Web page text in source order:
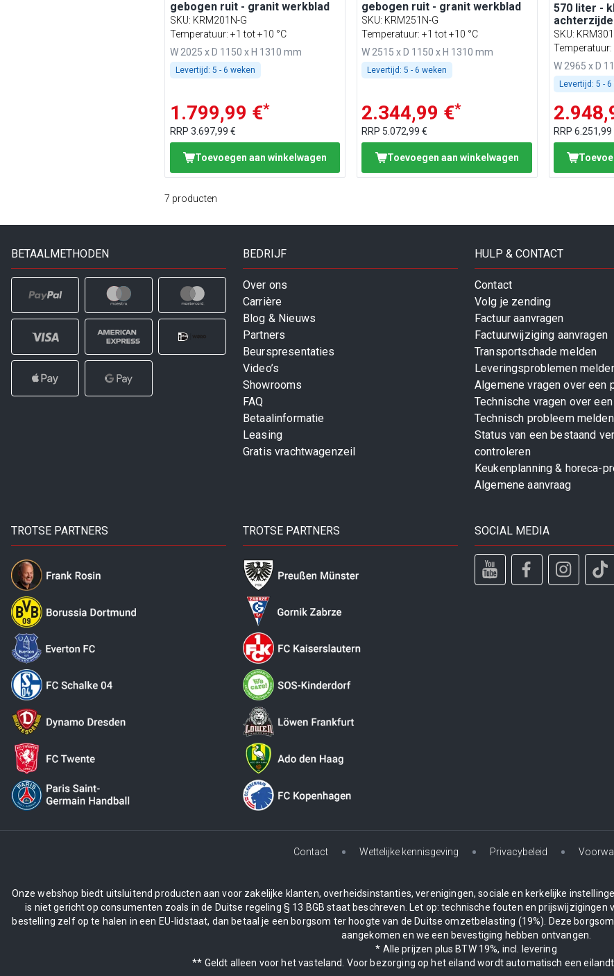
gebogen ruit - granit werkblad
SKU: KRM201N-G
Temperatuur: +1 tot +10 °C
W 2025 x D 1150 x H 1310 mm
Levertijd: 5 - 6 weken
1.799,99 €*
RRP 3.697,99 €
Toevoegen aan winkelwagen
gebogen ruit - granit werkblad
SKU: KRM251N-G
Temperatuur: +1 tot +10 °C
W 2515 x D 1150 x H 1310 mm
Levertijd: 5 - 6 weken
2.344,99 €*
RRP 5.072,99 €
Toevoegen aan winkelwagen
570 liter -
gebogen
werkblad
SKU:
Temperatuur:
W 2965 x D
Levertijd: 5 -
RRP6.251,99
7 producten
BETAALMETHODEN BEDRIJF
Over ons
Carrière
Blog & Nieuws
Partners
Beurspresentaties
Video’s
Showrooms
FAQ
Betaalinformatie
Leasing
Gratis vrachtwagenzeil
HULP & CONTACT
Contact
Volg je zending
Factuur aanvragen
Factuurwijziging aanvragen
Transportschade melden
Leveringsproblemen
Algemene vragen over een
Technische vragen over
Technisch probleem melden
Status van een bestaand
controleren
Keukenplanning & horeca-
Algemene aanvraag
TROTSE PARTNERS TROTSE PARTNERS SOCIAL MEDIA
Contact Wettelijke kennisgeving Privacybeleid
Onze webshop biedt uitsluitend producten aan voor zakelijke klanten, overheidsinstanties, verenigingen, sociale en kerkelijke
is niet gericht op consumenten zoals in de Duitse regeling § 13 BGB staat beschreven. Let op: technische fouten en
bestelling zelf op te halen in een EU-lidstaat, dan betaal je een borgsom ter hoogte van de Duitse omzetbelasting (19%). Deze
aangekomen en we een bevestiging hebben ontvangen.
* Alle prijzen plus BTW 19%, incl. levering
** Geldt alleen voor het vasteland. Voor bezorging op het eiland wordt automatisch een